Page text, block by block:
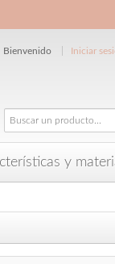
Bienvenido Iniciar
y